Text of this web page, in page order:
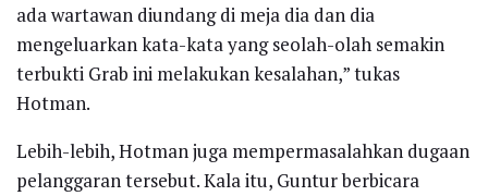
ada wartawan diundang di meja dia dan dia
mengeluarkan kata-kata yang seolah-olah semakin
terbukti Grab ini melakukan kesalahan,” tukas
Hotman.
Lebih-lebih, Hotman juga mempermasalahkan dugaan
pelanggaran tersebut. Kala itu, Guntur berbicara